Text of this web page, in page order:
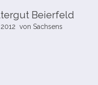
Beierfeld
von Sachsens